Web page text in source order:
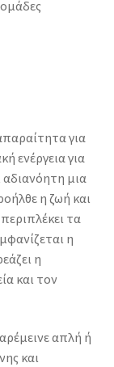
για
ενέργεια για
αδιανόητη μια
η ζωή και
τα
η
η
και τον
απλή ή
και